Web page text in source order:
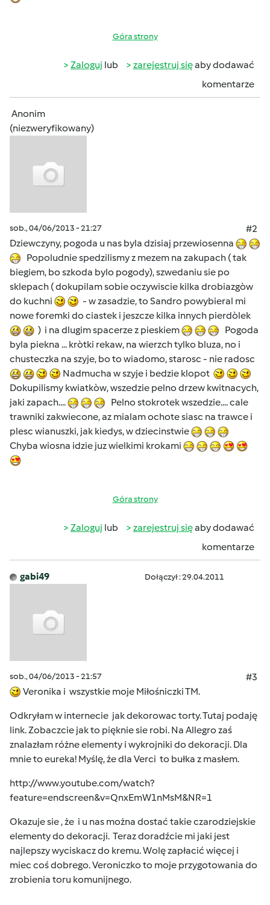
Góra strony
Zaloguj lub zarejestruj sięaby dodawać
komentarze
Anonim
(niezweryfikowany)
sob., 04/06/2013 - 21:27
#2
Dziewczyny, pogoda u nas byla dzisiaj przewiosenna
Popoludnie spedzilismy z mezem na zakupach ( tak
biegiem, bo szkoda bylo pogody), szwedaniu sie po
sklepach ( dokupilam sobie oczywiscie kilka drobiazgòw
do kuchni
- w zasadzie, to Sandro powybieral mi
nowe foremki do ciastek i jeszcze kilka innych pierdòlek
) i na dlugim spacerze z pieskiem
Pogoda
byla piekna ... kròtki rekaw, na wierzch tylko bluza, no i
chusteczka na szyje, bo to wiadomo, starosc - nie radosc
Nadmucha w szyje i bedzie klopot
Dokupilismy kwiatkòw, wszedzie pelno drzew kwitnacych,
jaki zapach....
Pelno stokrotek wszedzie.... cale
trawniki zakwiecone, az mialam ochote siasc na trawce i
plesc wianuszki, jak kiedys, w dziecinstwie
Chyba wiosna idzie juz wielkimi krokami
Góra strony
Zaloguj lub zarejestruj sięaby dodawać
komentarze
gabi49 Dołączył : 29.04.2011
sob., 04/06/2013 - 21:57
#3
Veronika i wszystkie moje Miłośniczki TM.
Odkryłam w internecie jak dekorowac torty. Tutaj podaję
link. Zobaczcie jak to pięknie sie robi. Na Allegro zaś
znalazłam różne elementy i wykrojniki do dekoracji. Dla
mnie to eureka! Myślę, że dla Verci to bułka z masłem.
http://www.youtube.com/watch?
feature=endscreen&v=QnxEmW1nMsM&NR=1
Okazuje sie , że i u nas można dostać takie czarodziejskie
elementy do dekoracji. Teraz doradźcie mi jaki jest
najlepszy wyciskacz do kremu. Wolę zapłacić więcej i
miec coś dobrego. Veroniczko to moje przygotowania do
zrobienia toru komunijnego.